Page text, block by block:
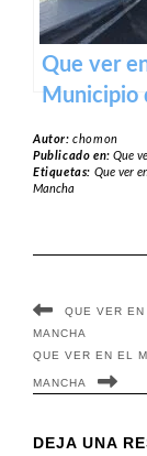
Que ver
Municipio
Calatrava
Castilla La
Autor:chomon
Publicado en:Que
Etiquetas: Que ver
Mancha
QUE VER
MANCHA
QUE VER EN EL
MANCHA
DEJA UNA